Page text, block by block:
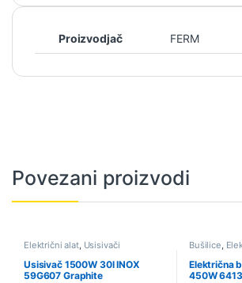
Proizvodjač FERM
Povezani proizvodi
Električni alat, Usisivači
Usisivač 1500W 30l INOX
59G607 Graphite
Bušilice
Električna
450W